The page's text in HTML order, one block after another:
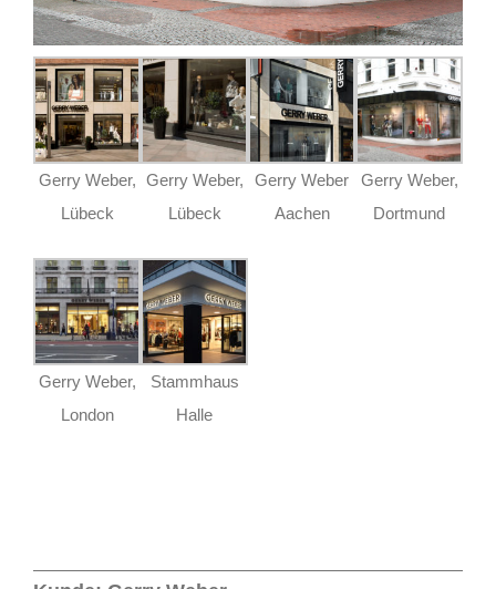
Gerry Weber,
Lübeck
Gerry Weber,
Lübeck
Gerry Weber
Aachen
Gerry Weber,
Dortmund
Gerry Weber,
London
Stammhaus
Halle